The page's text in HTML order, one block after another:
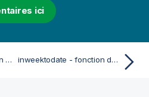
ici
inquartertodate - fonction de script et fonction de graphique inweektodate - fonction de script et fonction de graphique